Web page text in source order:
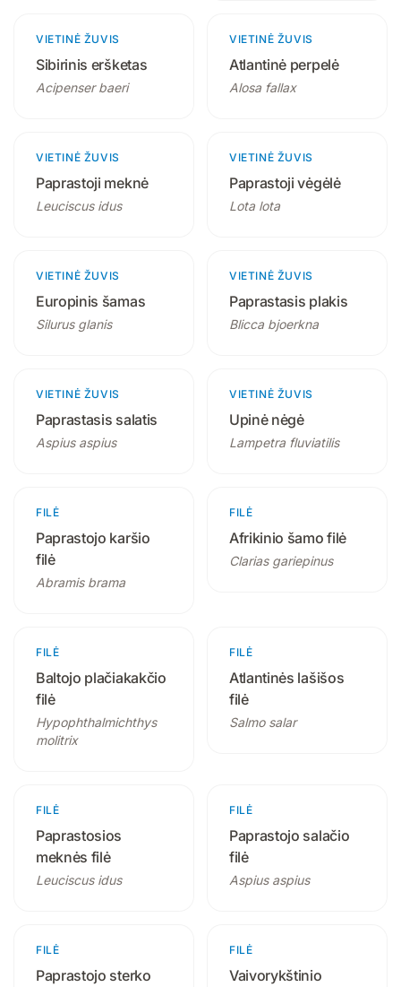
2 produktai
VIETINĖ ŽUVIS
Sibirinis eršketas
Acipenser baeri
2 produktai
VIETINĖ ŽUVIS
Atlantinė perpelė
Alosa fallax
2 produktai
VIETINĖ ŽUVIS
Paprastoji meknė
Leuciscus idus
1 produktas
VIETINĖ ŽUVIS
Paprastoji vėgėlė
Lota lota
2 produktai
VIETINĖ ŽUVIS
Europinis šamas
Silurus glanis
2 produktai
VIETINĖ ŽUVIS
Paprastasis plakis
Blicca bjoerkna
2 produktai
VIETINĖ ŽUVIS
Paprastasis salatis
Aspius aspius
2 produktai
VIETINĖ ŽUVIS
Upinė nėgė
Lampetra fluviatilis
FILĖ
Paprastojo karšio
filė
Abramis brama
FILĖ
Afrikinio šamo filė
Clarias gariepinus
FILĖ
Baltojo plačiakakčio
filė
Hypophthalmichthys
molitrix
FILĖ
Atlantinės lašišos
filė
Salmo salar
FILĖ
Paprastosios
meknės filė
Leuciscus idus
FILĖ
Paprastojo salačio
filė
Aspius aspius
FILĖ
Paprastojo sterko
FILĖ
Vaivorykštinio